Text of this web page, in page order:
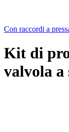
Con raccordi a
Kit di
valvola a